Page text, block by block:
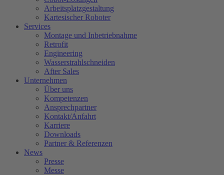
Arbeitsplatzgestaltung
Kartesischer Roboter
Services
Montage und Inbetriebnahme
Retrofit
Engineering
Wasserstrahlschneiden
After Sales
Unternehmen
Über uns
Kompetenzen
Ansprechpartner
Kontakt/Anfahrt
Karriere
Downloads
Partner & Referenzen
News
Presse
Messe